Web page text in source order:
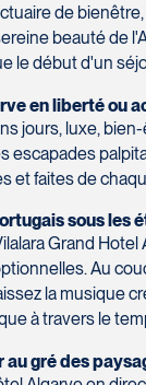
de
beauté de
le début d'un
en liberté ou
jours, luxe,
escapades
et faites de
sous les
Grand
Au
la musique
à travers le
gré des